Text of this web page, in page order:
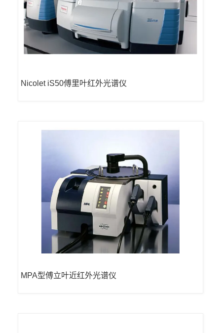
Nicolet iS50傅里叶红外光谱仪
MPA型傅立叶近红外光谱仪